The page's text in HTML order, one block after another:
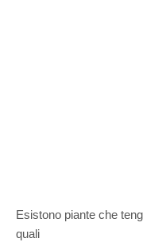
Esistono piante che
quali